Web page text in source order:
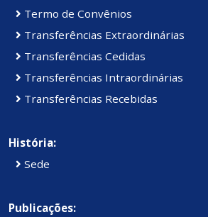
Termo de Convênios
Transferências Extraordinárias
Transferências Cedidas
Transferências Intraordinárias
Transferências Recebidas
História:
Sede
Publicações: